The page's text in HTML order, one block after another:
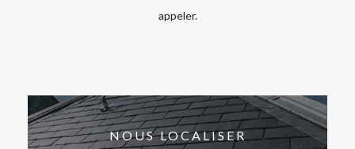
appeler.
NOUS LOCALISER